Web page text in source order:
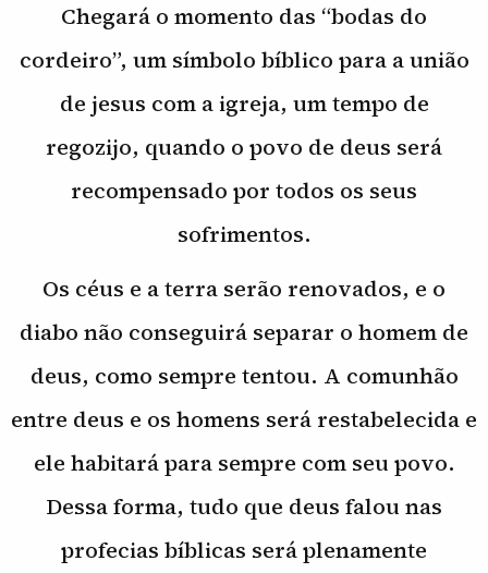
Chegará o momento das “bodas do
cordeiro”, um símbolo bíblico para a união
de jesus com a igreja, um tempo de
regozijo, quando o povo de deus será
recompensado por todos os seus
sofrimentos.
Os céus e a terra serão renovados, e o
diabo não conseguirá separar o homem de
deus, como sempre tentou. A comunhão
entre deus e os homens será restabelecida e
ele habitará para sempre com seu povo.
Dessa forma, tudo que deus falou nas
profecias bíblicas será plenamente